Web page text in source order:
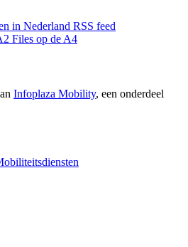
in Nederland RSS feed
Files op de A4
Infoplaza Mobility, een onderdeel